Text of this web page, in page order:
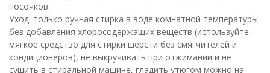
носочков.
Уход: только ручная стирка в воде комнатной температуры
без добавления хлоросодержащих веществ (используйте
мягкое средство для стирки шерсти без смягчителей и
кондиционеров), не выкручивать при отжимании и не
сушить в стиральной машине, гладить утюгом можно на